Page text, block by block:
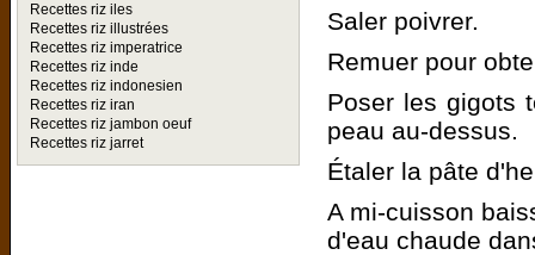
Recettes riz iles
Recettes riz illustrées
Recettes riz imperatrice
Recettes riz inde
Recettes riz indonesien
Recettes riz iran
Recettes riz jambon oeuf
Recettes riz jarret
Saler poivrer.
Remuer pour
Poser les gigots
peau au-dessus.
Étaler la pâte
A mi-cuisson
d'eau chaude